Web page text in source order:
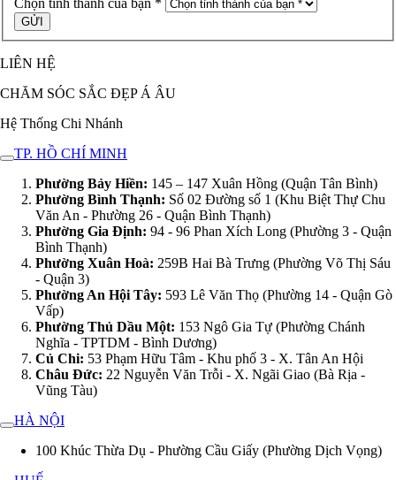
LIÊN HỆ
CHĂM SÓC SẮC ĐẸP Á ÂU
Hệ Thống Chi Nhánh
TP. HỒ CHÍ MINH
Phường Bảy Hiền: 145 – 147 Xuân Hồng (Quận Tân Bình)
Phường Bình Thạnh: Số 02 Đường số 1 (Khu Biệt Thự Chu
Văn An - Phường 26 - Quận Bình Thạnh)
Phường Gia Định: 94 - 96 Phan Xích Long (Phường 3 - Quận
Bình Thạnh)
Phường Xuân Hoà: 259B Hai Bà Trưng (Phường Võ Thị Sáu
- Quận 3)
Phường An Hội Tây: 593 Lê Văn Thọ (Phường 14 - Quận Gò
Vấp)
Phường Thủ Dầu Một: 153 Ngô Gia Tự (Phường Chánh
Nghĩa - TPTDM - Bình Dương)
Củ Chi: 53 Phạm Hữu Tâm - Khu phố 3 - X. Tân An Hội
Châu Đức: 22 Nguyễn Văn Trỗi - X. Ngãi Giao (Bà Rịa -
Vũng Tàu)
HÀ NỘI
100 Khúc Thừa Dụ - Phường Cầu Giấy (Phường Dịch Vọng)